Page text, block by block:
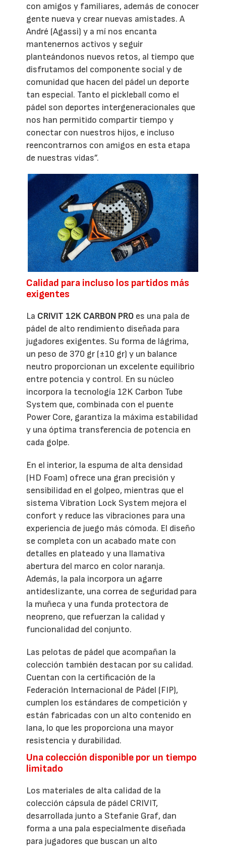
con amigos y familiares, además de conocer
gente nueva y crear nuevas amistades. A
André (Agassi) y a mí nos encanta
mantenernos activos y seguir
planteándonos nuevos retos, al tiempo que
disfrutamos del componente social y de
comunidad que hacen del pádel un deporte
tan especial. Tanto el pickleball como el
pádel son deportes intergeneracionales que
nos han permitido compartir tiempo y
conectar con nuestros hijos, e incluso
reencontrarnos con amigos en esta etapa
de nuestras vidas”.
Calidad para incluso los partidos más
exigentes
La CRIVIT 12K CARBON PRO es una pala de
pádel de alto rendimiento diseñada para
jugadores exigentes. Su forma de lágrima,
un peso de 370 gr (±10 gr) y un balance
neutro proporcionan un excelente equilibrio
entre potencia y control. En su núcleo
incorpora la tecnología 12K Carbon Tube
System que, combinada con el puente
Power Core, garantiza la máxima estabilidad
y una óptima transferencia de potencia en
cada golpe.
En el interior, la espuma de alta densidad
(HD Foam) ofrece una gran precisión y
sensibilidad en el golpeo, mientras que el
sistema Vibration Lock System mejora el
confort y reduce las vibraciones para una
experiencia de juego más cómoda. El diseño
se completa con un acabado mate con
detalles en plateado y una llamativa
abertura del marco en color naranja.
Además, la pala incorpora un agarre
antideslizante, una correa de seguridad para
la muñeca y una funda protectora de
neopreno, que refuerzan la calidad y
funcionalidad del conjunto.
Las pelotas de pádel que acompañan la
colección también destacan por su calidad.
Cuentan con la certificación de la
Federación Internacional de Pádel (FIP),
cumplen los estándares de competición y
están fabricadas con un alto contenido en
lana, lo que les proporciona una mayor
resistencia y durabilidad.
Una colección disponible por un tiempo
limitado
Los materiales de alta calidad de la
colección cápsula de pádel CRIVIT,
desarrollada junto a Stefanie Graf, dan
forma a una pala especialmente diseñada
para jugadores que buscan un alto